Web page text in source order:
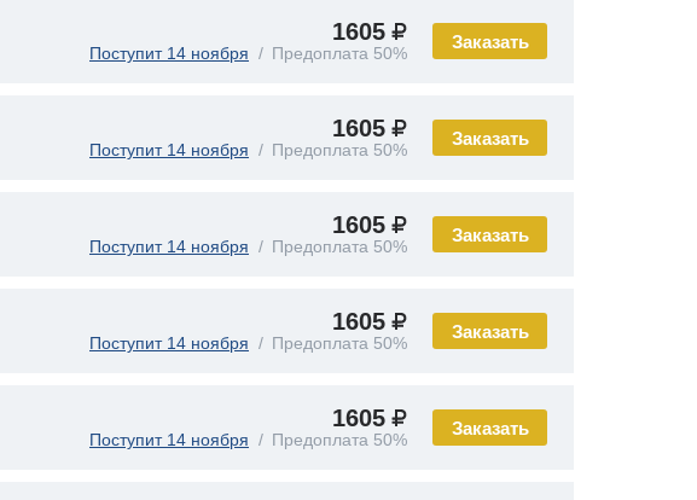
Заказать
1605
Поступит 14 ноября Предоплата 50%
Заказать
1605
Поступит 14 ноября Предоплата 50%
Заказать
1605
Поступит 14 ноября Предоплата 50%
Заказать
1605
Поступит 14 ноября Предоплата 50%
Заказать
1605
Поступит 14 ноября Предоплата 50%